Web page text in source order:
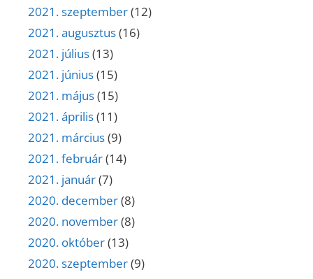
2021. szeptember(12)
2021. augusztus(16)
2021. július(13)
2021. június(15)
2021. május(15)
2021. április(11)
2021. március(9)
2021. február(14)
2021. január(7)
2020. december(8)
2020. november(8)
2020. október(13)
2020. szeptember(9)